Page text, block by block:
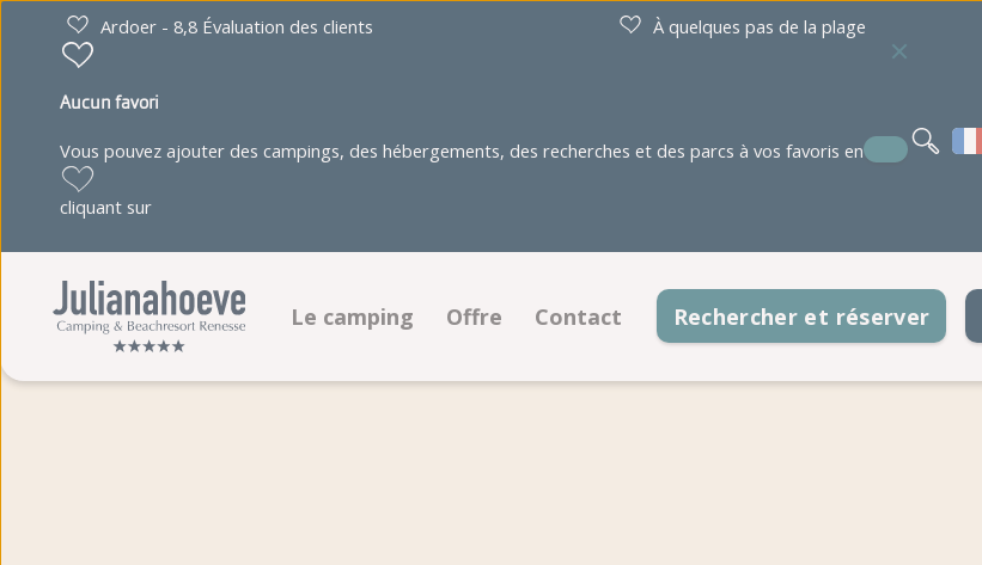
Ardoer - 8,8 Évaluation des clients À quelques pas de la plage
Aucun favori
Vous pouvez ajouter des campings, des hébergements, des recherches et des parcs à vos favoris en
cliquant sur
English
Le camping
Installations
Offre
Emplacements
Contact
Coordonnées
Rechercher et réserver